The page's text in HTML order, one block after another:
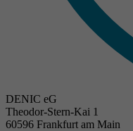
DENIC eG
Theodor-Stern-Kai 1
60596 Frankfurt am Main